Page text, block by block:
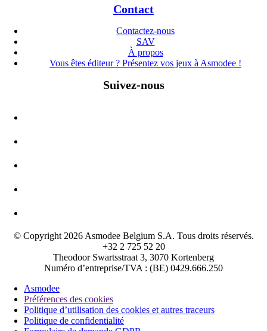
Contact
Contactez-nous
SAV
À propos
Vous êtes éditeur ? Présentez vos jeux à Asmodee !
Suivez-nous
© Copyright 2026 Asmodee Belgium S.A. Tous droits réservés.
+32 2 725 52 20
Theodoor Swartsstraat 3, 3070 Kortenberg
Numéro d’entreprise/TVA : (BE) 0429.666.250
Asmodee
Préférences des cookies
Politique d’utilisation des cookies et autres traceurs
Politique de confidentialité